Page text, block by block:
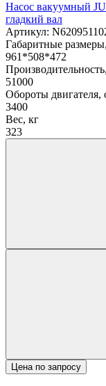
Насос вакуумный
гладкий вал
Артикул:
Габаритные
961*508*472
51000
Обороты двигателя,
3400
Вес, кг
323
Цена по запросу